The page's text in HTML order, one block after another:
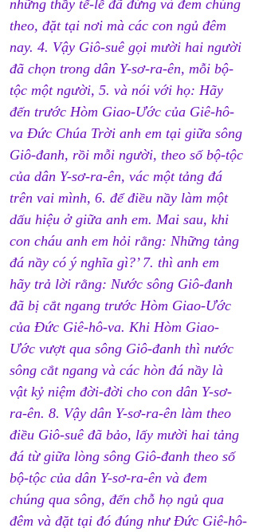
những thầy tế-lễ đã đứng và đem chúng
theo, đặt tại nơi mà các con ngủ đêm
nay. 4. Vậy Giô-suê gọi mười hai người
đã chọn trong dân Y-sơ-ra-ên, mỗi bộ-
tộc một người, 5. và nói với họ: Hãy
đến trước Hòm Giao-Ước của Giê-hô-
va Đức Chúa Trời anh em tại giữa sông
Giô-đanh, rồi mỗi người, theo số bộ-tộc
của dân Y-sơ-ra-ên, vác một tảng đá
trên vai mình, 6. để điều nầy làm một
dấu hiệu ở giữa anh em. Mai sau, khi
con cháu anh em hỏi rằng: Những tảng
đá nầy có ý nghĩa gì?’ 7. thì anh em
hãy trả lời rằng: Nước sông Giô-đanh
đã bị cắt ngang trước Hòm Giao-Ước
của Đức Giê-hô-va. Khi Hòm Giao-
Ước vượt qua sông Giô-đanh thì nước
sông cắt ngang và các hòn đá nầy là
vật kỷ niệm đời-đời cho con dân Y-sơ-
ra-ên. 8. Vậy dân Y-sơ-ra-ên làm theo
điều Giô-suê đã bảo, lấy mười hai tảng
đá từ giữa lòng sông Giô-đanh theo số
bộ-tộc của dân Y-sơ-ra-ên và đem
chúng qua sông, đến chỗ họ ngủ qua
đêm và đặt tại đó đúng như Đức Giê-hô-